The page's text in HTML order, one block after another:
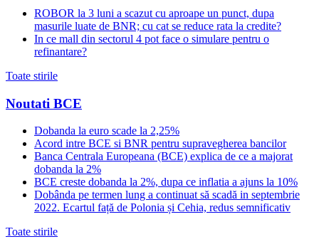
ROBOR la 3 luni a scazut cu aproape un punct, dupa
masurile luate de BNR; cu cat se reduce rata la credite?
In ce mall din sectorul 4 pot face o simulare pentru o
refinantare?
Toate stirile
Noutati BCE
Dobanda la euro scade la 2,25%
Acord intre BCE si BNR pentru supravegherea bancilor
Banca Centrala Europeana (BCE) explica de ce a majorat
dobanda la 2%
BCE creste dobanda la 2%, dupa ce inflatia a ajuns la 10%
Dobânda pe termen lung a continuat să scadă in septembrie
2022. Ecartul față de Polonia și Cehia, redus semnificativ
Toate stirile